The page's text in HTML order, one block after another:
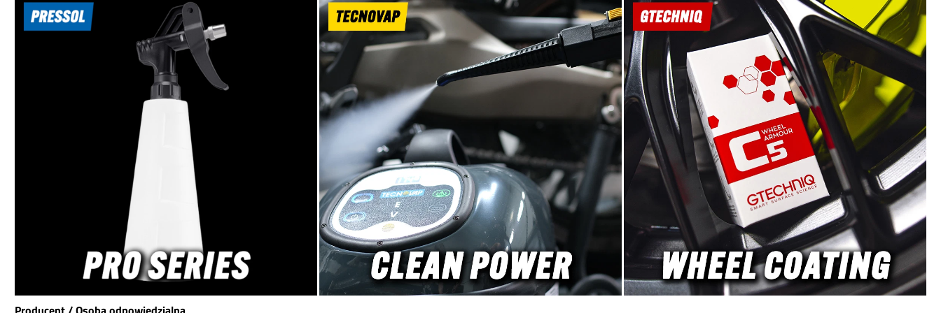
karoserii dzięki innowacyjnej
dwustronnej strukturze.
Jedna strona z długim
włosiem, miękka i delikatna
– idealna na powierzchnie
wrażliwe jak lakier, lakier
fortepianowy czy chrom.
Druga strona z krótszym
włosiem skutecznie usuwa
pasty, detailing i powłoki
ochronne.Długa strona do
powierzchniKrótkie włosie do
usuwania past i
powłok420gsm dla wysokiej
absorpcjiBezszwowa
krawędź, cięta
ultradźwiękowoDostępna w
Marine Blue i Ice Grey,
pojedynczo lub zestaw 6
szt.Materiały na najwyższym
poziomieDzięki unikalnej
mieszance 70% poliestru i
30% poliamidu, Tough 2Face
umożliwiając czyste,
skuteczne i bezpieczne
dozowanie politur, powłok i
innych środków
HDPE – odporne na
chemikalia i długotrwałe
użytkowanie Butelka
wyciskana do precyzyjnego
dozowania pod naciskiem
ręki Zakretka obrotowa –
pozwala na szybki podgląd
ilości środka Kompaktowa
pojemność 250 ml – idealna
jako pojemnik pośredni
Dzięki 250 ml pojemności
butelka jest perfekcyjnym
rozwiązaniem do
porcjowania dużych
opakowań na praktyczne
dawki. Szczególnie przy 1-
stały i kontrolowany
usuwanie lakieru czy powłoki
ochronnej. Nawet przy
wysokich obrotach, siła
nacisku pozostaje
niezmienna, zachowując
efektywność cięcia.
Struktura komórkowa pianki
jest zabezpieczona, co
zapewnia lepsze chłodzenie i
minimalizuje kompresję. Na
bazie doświadczeń z szybkim
usuwaniem defektów i
polerkami 3D, Detail Passion
opracował unikalne
właściwości swoich
padów.DP Pro Therminator
white - Super Heavy Cut na
poważne defekty lakieruDP
Pro Therminator orange -
Medium Cut do One Step, All
in One i polerowania średnio
intensywnegoDP Pro
Therminator maroon -
przy wysokich obrotach i
pełną wydajność cięcia.
Zachowana struktura
komórek umożliwia
optymalne chłodzenie i
zapobiega zbiciu pianki. Na
bazie doświadczeń z
agresywnymi pastami Heavy
Cut 3D Car Care 510 i
hybrydą 3D One Hybrid,
Detail Passion wzbogacił
piankę o dodatkowe cechy.DP
Pro Therminator white –
Super Heavy Cut na głębokie
defekty lakieruDP Pro
Therminator orange –
Medium Cut do One Step, All
in One i średnich pastDP Pro
Therminator maroon –
Medium Polish do średnich
polerowań i wykończeniaDP
Pro Therminator black –
Wykończenie i wysoki połysk
na delikatne lakieryOd Super